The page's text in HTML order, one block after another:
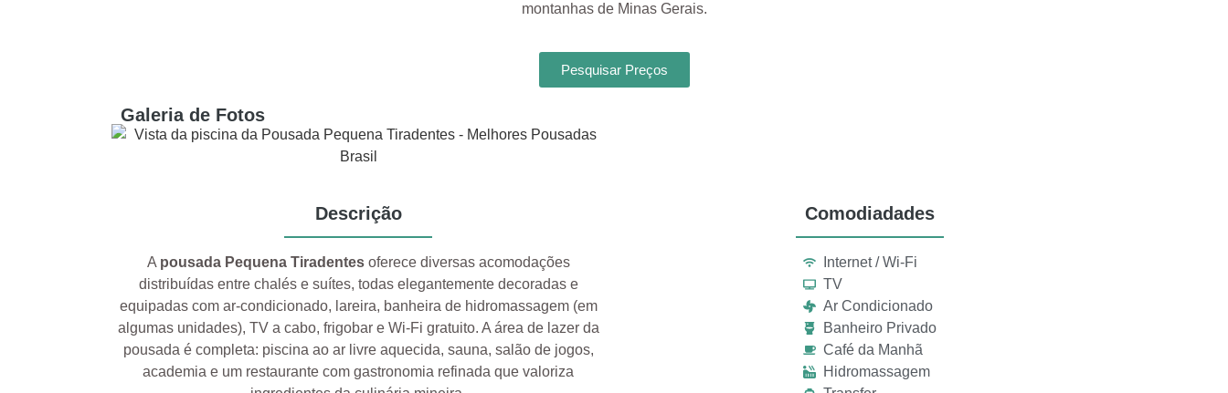
montanhas de Minas Gerais.
Pesquisar Preços
Galeria de Fotos
Descrição
A pousada Pequena Tiradentesoferece diversas acomodações
distribuídas entre chalés e suítes, todas elegantemente decoradas e
equipadas com ar-condicionado, lareira, banheira de hidromassagem (em
algumas unidades), TV a cabo, frigobar e Wi-Fi gratuito. A área de lazer da
pousada é completa: piscina ao ar livre aquecida, sauna, salão de jogos,
academia e um restaurante com gastronomia refinada que valoriza
Comodiadades
Internet / Wi-Fi
TV
Ar Condicionado
Banheiro Privado
Café da Manhã
Hidromassagem